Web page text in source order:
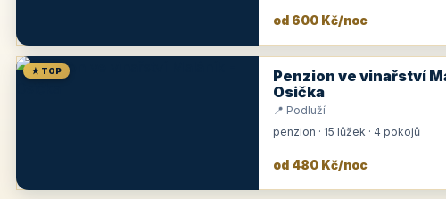
od 600 Kč/noc
★ TOP
Penzion ve vinařství
Osička
📍 Podluží
penzion · 15 lůžek · 4 pokojů
od 480 Kč/noc